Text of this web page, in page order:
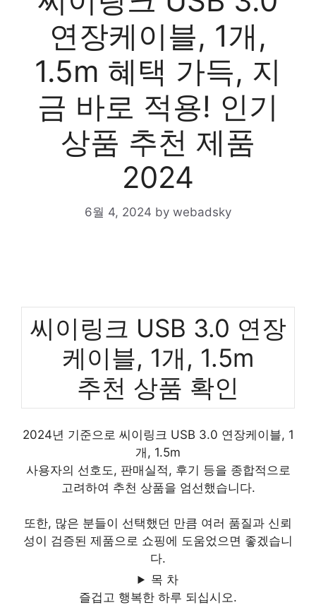
연장케이블, 1개,
1.5m 혜택 가득, 지
금 바로 적용! 인기
상품 추천 제품
2024
6월 4, 2024 by webadsky
씨이링크 USB 3.0 연장
케이블, 1개, 1.5m
추천 상품 확인
2024년 기준으로 씨이링크 USB 3.0 연장케이블, 1
개, 1.5m
사용자의 선호도, 판매실적, 후기 등을 종합적으로
고려하여 추천 상품을 엄선했습니다.
또한, 많은 분들이 선택했던 만큼 여러 품질과 신뢰
성이 검증된 제품으로 쇼핑에 도움었으면 좋겠습니
다.
목 차
즐겁고 행복한 하루 되십시오.